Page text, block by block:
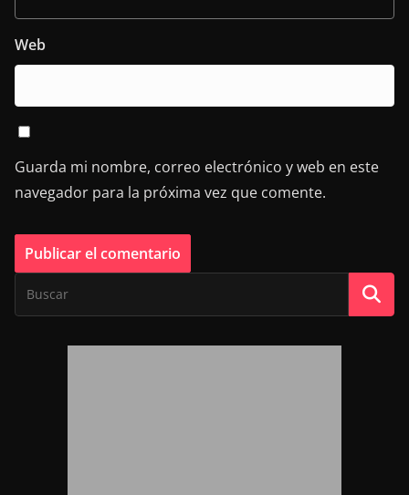
Web
Guarda mi nombre, correo electrónico y web en este
navegador para la próxima vez que comente.